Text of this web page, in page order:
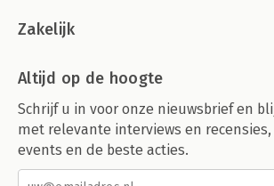
Zakelijk
Altijd op de hoogte
Schrijf u in voor onze nieuwsbrief en
met relevante interviews en
events en de beste acties.